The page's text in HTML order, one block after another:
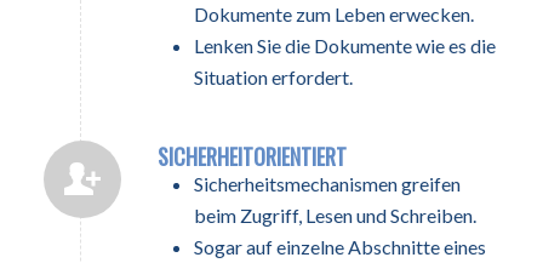
Dokumente zum Leben erwecken.
Lenken Sie die Dokumente wie es die
Situation erfordert.
SICHERHEITORIENTIERT
Sicherheitsmechanismen greifen
beim Zugriff, Lesen und Schreiben.
Sogar auf einzelne Abschnitte eines